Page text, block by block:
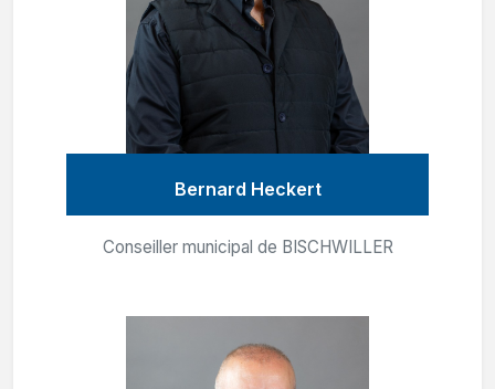
Bernard Heckert
Conseiller municipal de BISCHWILLER